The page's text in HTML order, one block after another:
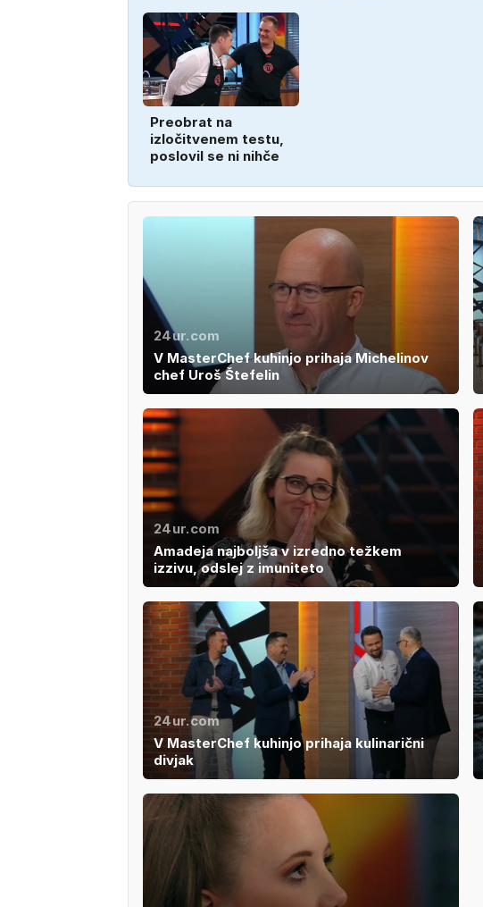
Preobrat na
izločitvenem testu,
poslovil se ni nihče
24ur.com
V MasterChef kuhinjo prihaja Michelinov
chef Uroš Štefelin
24ur.com
Amadeja najboljša v izredno težkem
izzivu, odslej z imuniteto
24ur.com
V MasterChef kuhinjo prihaja kulinarični
divjak